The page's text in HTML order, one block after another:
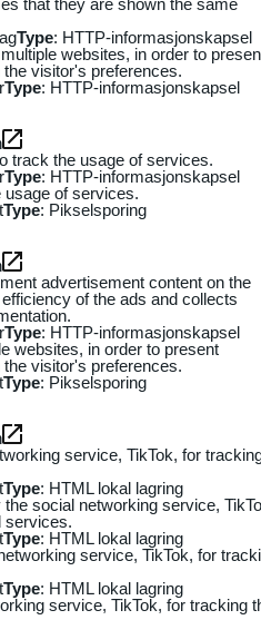
Type: HTTP-informasjonskapsel
websites, in order to
visitor's preferences.
Type: HTTP-informasjonskapsel
track the usage of services.
Type: HTTP-informasjonskapsel
of services.
Type: Pikselsporing
advertisement content on the
of the ads and collects
Type: HTTP-informasjonskapsel
websites, in order to present
visitor's preferences.
Type: Pikselsporing
service, TikTok, for
Type: HTML lokal lagring
the social networking service,
services.
Type: HTML lokal lagring
service, TikTok, for
Type: HTML lokal lagring
service, TikTok, for tracking